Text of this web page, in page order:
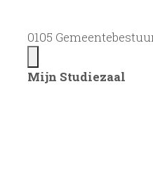
0105
Mijn Studiezaal